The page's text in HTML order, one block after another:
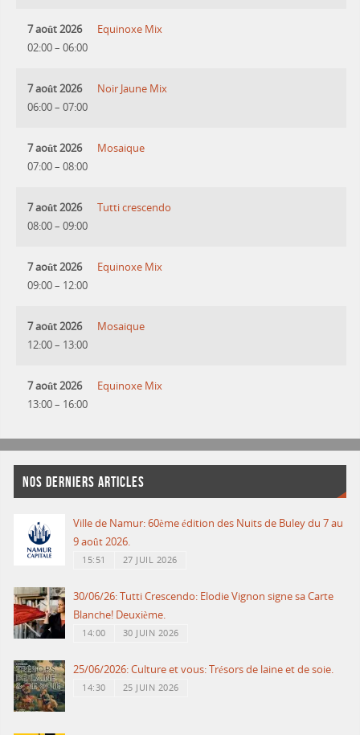
7 août 2026
02:00– 06:00
Equinoxe Mix
7 août 2026
06:00– 07:00
Noir Jaune Mix
7 août 2026
07:00– 08:00
Mosaique
7 août 2026
08:00– 09:00
Tutti crescendo
7 août 2026
09:00– 12:00
Equinoxe Mix
7 août 2026
12:00– 13:00
Mosaique
7 août 2026
13:00– 16:00
Equinoxe Mix
NOS DERNIERS ARTICLES
Ville de Namur: 60ème édition des Nuits de Buley du 7 au
9 août 2026.
15:51 27 JUIL 2026
30/06/26: Tutti Crescendo: Elodie Vignon signe sa Carte
Blanche! Deuxième.
14:00 30 JUIN 2026
25/06/2026: Culture et vous: Trésors de laine et de soie.
14:30 25 JUIN 2026